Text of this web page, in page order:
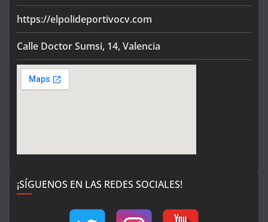
https://elpolideportivocv.com
Calle Doctor Sumsi, 14, Valencia
¡SÍGUENOS EN LAS REDES SOCIALES!